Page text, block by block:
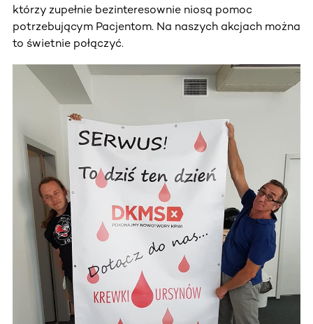
którzy zupełnie bezinteresownie niosą pomoc
potrzebującym Pacjentom. Na naszych akcjach można
to świetnie połączyć.